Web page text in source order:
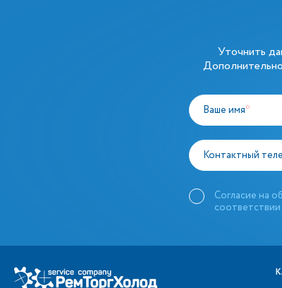
Уточнить
Ваше имя*
Контактный
Согласие на
соответствии